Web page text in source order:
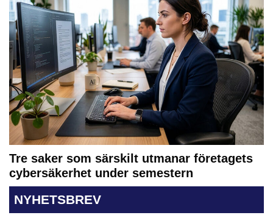
Tre saker som särskilt utmanar företagets
cybersäkerhet under semestern
NYHETSBREV